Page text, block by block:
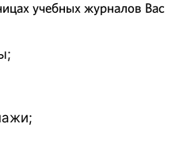
учебных журналов Вас